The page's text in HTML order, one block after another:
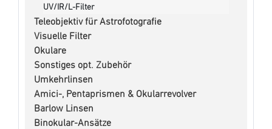
UV/IR/L-Filter
Teleobjektiv für Astrofotografie
Visuelle Filter
Okulare
Sonstiges opt. Zubehör
Umkehrlinsen
Amici-, Pentaprismen & Okularrevolver
Barlow Linsen
Binokular-Ansätze